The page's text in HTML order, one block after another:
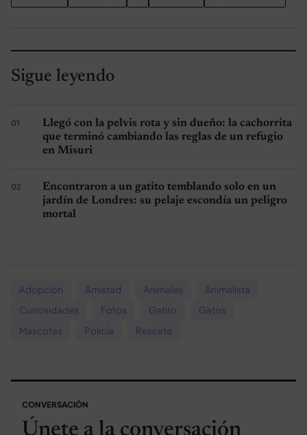
Sigue leyendo
Llegó con la pelvis rota y sin dueño: la cachorrita
que terminó cambiando las reglas de un refugio
en Misuri
Encontraron a un gatito temblando solo en un
jardín de Londres: su pelaje escondía un peligro
mortal
Adopción Amistad Animales
Animalista
Curiosidades
Fotos Gatito
Gatos
Mascotas
Policía Rescate
CONVERSACIÓN
Únete a la conversación